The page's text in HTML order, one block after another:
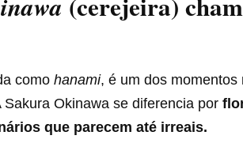
como hanami, é um dos momentos
Okinawa se diferencia por
que parecem até irreais.